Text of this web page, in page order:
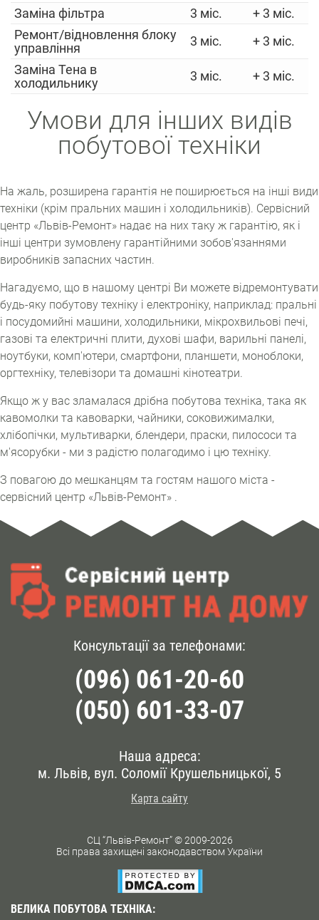
Заміна фільтра
3 міс.
+ 3 міс.
Ремонт/відновлення блоку
управління
3 міс.
+ 3 міс.
Заміна Тена в
холодильнику
3 міс. + 3 міс.
Умови для інших видів
побутової техніки
На жаль, розширена гарантія не поширюється на інші види
техніки (крім пральних машин і холодильників). Сервісний
центр «Львів-Ремонт» надає на них таку ж гарантію, як і
інші центри зумовлену гарантійними зобов'язаннями
виробників запасних частин.
Нагадуємо, що в нашому центрі Ви можете відремонтувати
будь-яку побутову техніку і електроніку, наприклад: пральні
і посудомийні машини, холодильники, мікрохвильові печі,
газові та електричні плити, духові шафи, варильні панелі,
ноутбуки, комп'ютери, смартфони, планшети, моноблоки,
оргтехніку, телевізори та домашні кінотеатри.
Якщо ж у вас зламалася дрібна побутова техніка, така як
кавомолки та кавоварки, чайники, соковижималки,
хлібопічки, мультиварки, блендери, праски, пилососи та
м'ясорубки - ми з радістю полагодимо і цю техніку.
З повагою до мешканцям та гостям нашого міста -
сервісний центр «Львів-Ремонт» .
Консультації за телефонами:
(096) 061-20-60
(050) 601-33-07
Наша адреса:
м. Львів, вул. Соломії Крушельницької, 5
Карта сайту
СЦ “Львів-Ремонт” © 2009-2026
Всі права захищені законодавством України
ВЕЛИКА ПОБУТОВА ТЕХНІКА: